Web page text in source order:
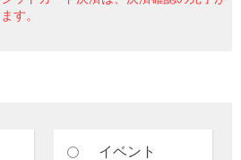
す。
イベント